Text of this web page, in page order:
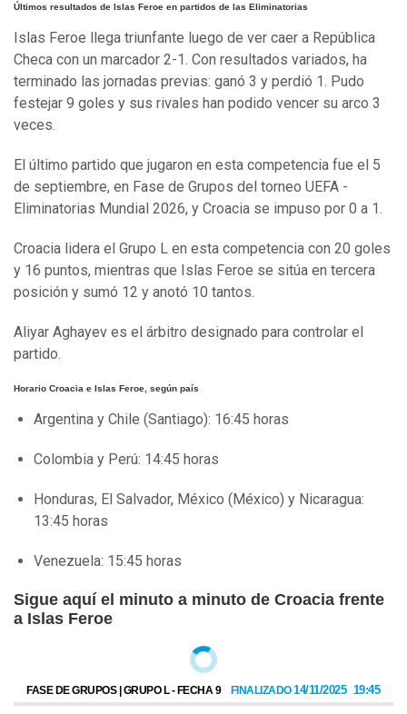
Últimos resultados de Islas Feroe en partidos de las Eliminatorias
Islas Feroe llega triunfante luego de ver caer a República
Checa con un marcador 2-1. Con resultados variados, ha
terminado las jornadas previas: ganó 3 y perdió 1. Pudo
festejar 9 goles y sus rivales han podido vencer su arco 3
veces.
El último partido que jugaron en esta competencia fue el 5
de septiembre, en Fase de Grupos del torneo UEFA -
Eliminatorias Mundial 2026, y Croacia se impuso por 0 a 1.
Croacia lidera el Grupo L en esta competencia con 20 goles
y 16 puntos, mientras que Islas Feroe se sitúa en tercera
posición y sumó 12 y anotó 10 tantos.
Aliyar Aghayev es el árbitro designado para controlar el
partido.
Horario Croacia e Islas Feroe, según país
Argentina y Chile (Santiago): 16:45 horas
Colombia y Perú: 14:45 horas
Honduras, El Salvador, México (México) y Nicaragua:
13:45 horas
Venezuela: 15:45 horas
Sigue aquí el minuto a minuto de Croacia frente
a Islas Feroe